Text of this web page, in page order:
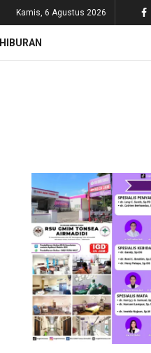
Kamis, 6 Agustus 2026
HIBURAN